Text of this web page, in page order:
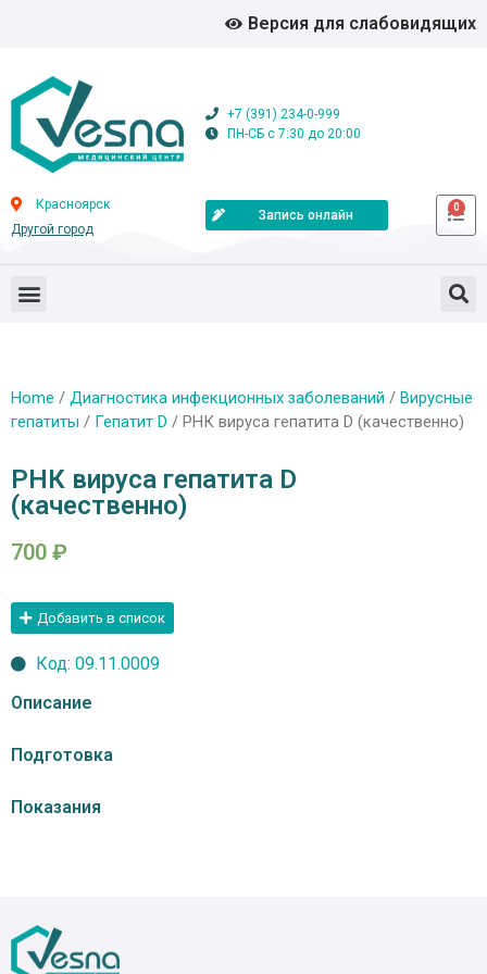
Версия для слабовидящих
+7 (391) 234-0-999
ПН-СБ с 7:30 до 20:00
Красноярск
Другой город
Запись онлайн
0
Home / Диагностика инфекционных заболеваний / Вирусные
гепатиты / Гепатит D / РНК вируса гепатита D (качественно)
РНК вируса гепатита D
(качественно)
700 ₽
Добавить в список
Код: 09.11.0009
Описание
Подготовка
Показания